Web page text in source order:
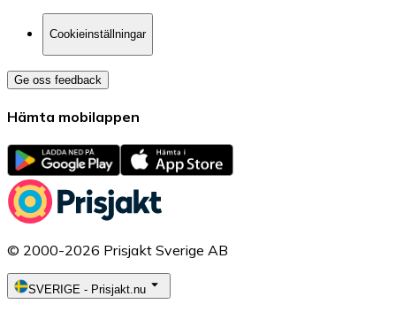
Cookieinställningar
Ge oss feedback
Hämta mobilappen
© 2000-2026 Prisjakt Sverige AB
SVERIGE - Prisjakt.nu